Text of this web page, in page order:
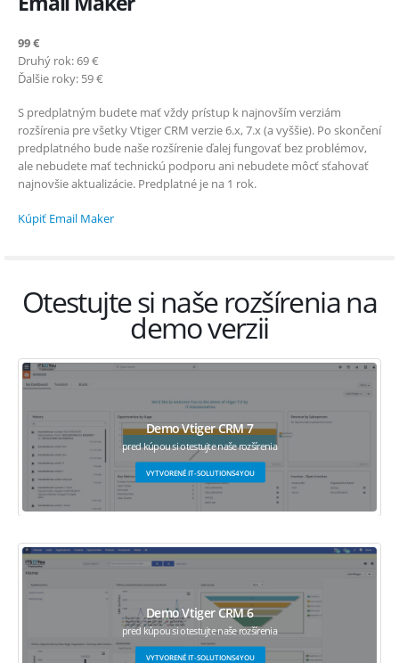
99 €
Druhý rok: 69 €
Ďalšie roky: 59 €
S predplatným budete mať vždy prístup k najnovším verziám
rozšírenia pre všetky Vtiger CRM verzie 6.x, 7.x (a vyššie). Po skončení
predplatného bude naše rozšírenie ďalej fungovať bez problémov,
ale nebudete mať technickú podporu ani nebudete môcť sťahovať
najnovšie aktualizácie. Predplatné je na 1 rok.
Kúpiť Email Maker
Otestujte si naše rozšírenia na
demo verzii
Demo Vtiger CRM 7
pred kúpou si otestujte naše rozšírenia
VYTVORENÉ IT-SOLUTIONS4YOU
Demo Vtiger CRM 6
pred kúpou si otestujte naše rozšírenia
VYTVORENÉ IT-SOLUTIONS4YOU